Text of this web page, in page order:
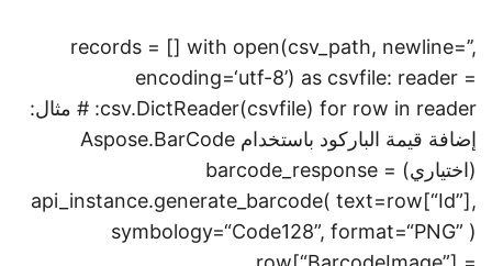
records = [] with open(csv_path, newline=’’,
encoding=‘utf-8’) as csvfile: reader =
csv.DictReader(csvfile) for row in reader: # مثال:
إضافة قيمة الباركود باستخدام Aspose.BarCode
(اختياري) barcode_response =
api_instance.generate_barcode( text=row[“Id”],
symbology=“Code128”, format=“PNG” )